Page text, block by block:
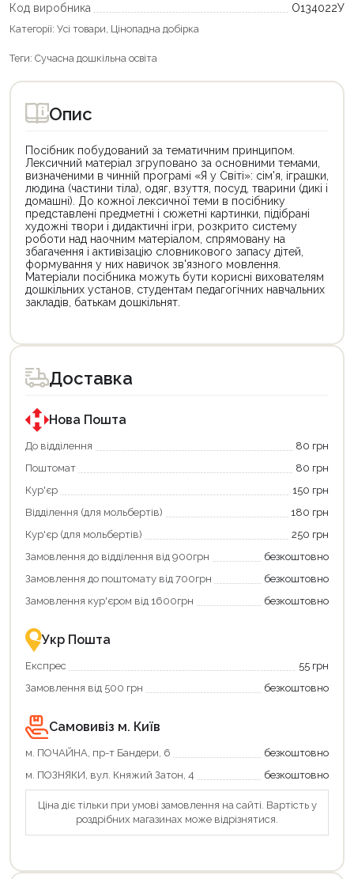
Код виробника
О134022У
Категорії: Усі товари Цінопадна добірка
Теги: Сучасна дошкільна освіта
Опис
Посібник побудований за тематичним принципом.
Лексичний матеріал згруповано за основними темами,
визначеними в чинній програмі «Я у Світі»: сім'я, іграшки,
людина (частини тіла), одяг, взуття, посуд, тварини (дикі і
домашні). До кожної лексичної теми в посібнику
представлені предметні і сюжетні картинки, підібрані
художні твори і дидактичні ігри, розкрито систему
роботи над наочним матеріалом, спрямовану на
збагачення і активізацію словникового запасу дітей,
формування у них навичок зв'язного мовлення.
Матеріали посібника можуть бути корисні вихователям
дошкільних установ, студентам педагогічних навчальних
закладів, батькам дошкільнят.
товар
для
покупки
державною
програмою
єКнига.
Використовуйте
карту
щоб
зекономити
та
отримати
переваги!
картою
єКнига
–
зручно
та
товар
для
покупки
державною
програмою
«Національний
кешбек».
покупку
«Національний
кешбек»
та
отримуйте
повернення
Економте
більше
разом
державною
підтримкою!
Доставка
Нова Пошта
До відділення
80 грн
Поштомат
80 грн
Кур'єр
150 грн
Відділення (для мольбертів)
180 грн
Кур'єр (для мольбертів)
250 грн
Замовлення до відділення від 900грн
безкоштовно
Замовлення до поштомату від 700грн
безкоштовно
Замовлення кур'єром від 1600грн
безкоштовно
Укр Пошта
Експрес
55 грн
Замовлення від 500 грн
безкоштовно
Самовивіз м. Київ
м. ПОЧАЙНА, пр-т Бандери, 6
безкоштовно
м. ПОЗНЯКИ, вул. Княжий Затон, 4
безкоштовно
Ціна діє тільки при умові замовлення на сайті. Вартість у
роздрібних магазинах може відрізнятися.